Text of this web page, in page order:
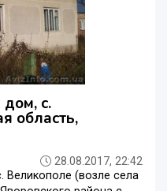
с.
область,
28.08.2017, 22:42
Великополе (возле села